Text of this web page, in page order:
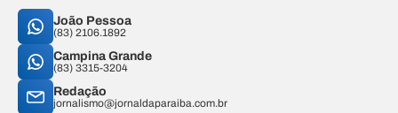
João Pessoa
(83) 2106.1892
Campina Grande
(83) 3315-3204
Redação
jornalismo@jornaldaparaiba.com.br